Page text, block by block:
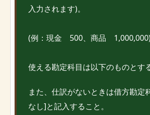
入力されます)。
(例：現金 500、商品
使える勘定科目は以下のものとする
また、仕訳がないときは借方勘定
なし]と記入すること。